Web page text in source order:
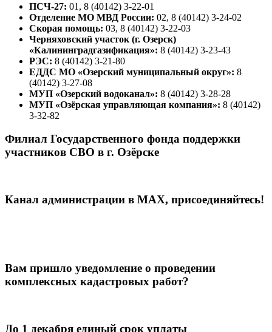
ПСЧ-27: 01, 8 (40142) 3-22-01
Отделение МО МВД России: 02, 8 (40142) 3-24-02
Скорая помощь: 03, 8 (40142) 3-22-03
Черняховский участок (г. Озерск)
«Калининградгазификация»: 8 (40142) 3-23-43
РЭС: 8 (40142) 3-21-80
ЕДДС МО «Озерский муниципальный округ»: 8
(40142) 3-27-08
МУП «Озерский водоканал»: 8 (40142) 3-28-28
МУП «Озёрская управляющая компания»: 8 (40142)
3-32-82
Филиал Государственного фонда поддержки
участников СВО в г. Озёрске
Канал администрации в МАХ, присоединяйтесь!
Вам пришло уведомление о проведении
комплексных кадастровых работ?
До 1 декабря единый срок уплаты